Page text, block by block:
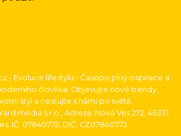
- Evoluce lifestylu - Časopis plný inspirace a
člověka. Objevujte nové trendy,
styl a cestujte s námi po světě.
media s.r.o., Adresa: Nová Ves 272, 46331
IČ: 07840772, DIČ: CZ07840772